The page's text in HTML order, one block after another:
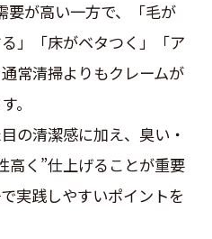
要が高い一方で、「毛が
」「床がベタつく」「ア
常清掃よりもクレームが
。
の清潔感に加え、臭い・
高く”仕上げることが重要
実践しやすいポイントを